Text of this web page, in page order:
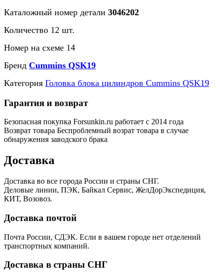
Каталожный номер детали 3046202
Количество 12 шт.
Номер на схеме 14
Бренд Cummins QSK19
Категория Головка блока цилиндров Cummins QSK19
Гарантия и возврат
Безопасная покупка Forsunkin.ru работает с 2014 года
Возврат товара Беспроблемный возрат товара в случае
обнаружения заводского брака
Доставка
Доставка во все города России и страны СНГ.
Деловые линии, ПЭК, Байкал Сервис, ЖелДорЭкспедиция,
КИТ, Возовоз.
Доставка почтой
Почта России, СДЭК. Если в вашем городе нет отделений
транспортных компаний.
Доставка в страны СНГ